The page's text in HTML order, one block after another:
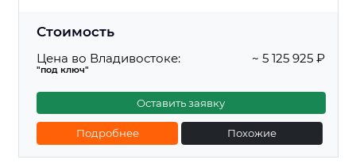
Стоимость
Цена во Владивостоке:
"под ключ"
~ 5 125 925 ₽
Оставить заявку
Подробнее Похожие